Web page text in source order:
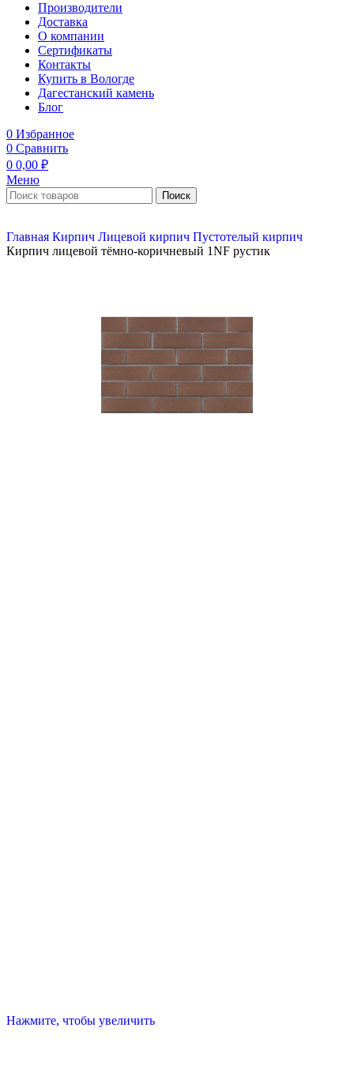
Производители
Доставка
О компании
Сертификаты
Контакты
Купить в Вологде
Дагестанский камень
Блог
0 Избранное
0 Сравнить
0 0,00 ₽
Меню
Поиск
Главная Кирпич Лицевой кирпич Пустотелый кирпич
Кирпич лицевой тёмно-коричневый 1NF рустик
Нажмите, чтобы увеличить